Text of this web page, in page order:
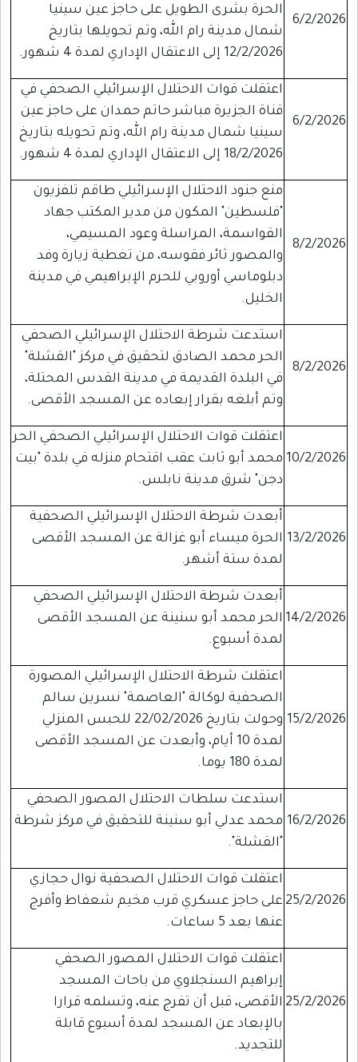
6/2/2026
الحرة بشرى الطويل على حاجز عين سينيا
شمال مدينة رام الله، وتم تحويلها بتاريخ
12/2/2026 إلى الاعتقال الإداري لمدة 4 شهور.
6/2/2026
اعتقلت قوات الاحتلال الإسرائيلي الصحفي في
قناة الجزيرة مباشر حاتم حمدان على حاجز عين
سينيا شمال مدينة رام الله، وتم تحويله بتاريخ
18/2/2026 إلى الاعتقال الإداري لمدة 4 شهور.
8/2/2026
منع جنود الاحتلال الإسرائيلي طاقم تلفزيون
"فلسطين" المكون من مدير المكتب جهاد
القواسمة، المراسلة وعود المسيمي،
والمصور ثائر فقوسه، من تغطية زيارة وفد
دبلوماسي أوروبي للحرم الإبراهيمي في مدينة
الخليل.
8/2/2026
استدعت شرطة الاحتلال الإسرائيلي الصحفي
الحر محمد الصادق لتحقيق في مركز "القشلة"
في البلدة القديمة في مدينة القدس المحتلة،
وتم أبلغه بقرار إبعاده عن المسجد الأقصى.
10/2/2026
اعتقلت قوات الاحتلال الإسرائيلي الصحفي الحر
محمد أبو ثابت عقب اقتحام منزله في بلدة "بيت
دجن" شرق مدينة نابلس.
13/2/2026
أبعدت شرطة الاحتلال الإسرائيلي الصحفية
الحرة ميساء أبو غزالة عن المسجد الأقصى
لمدة ستة أشهر.
14/2/2026
أبعدت شرطة الاحتلال الإسرائيلي الصحفي
الحر محمد أبو سنينة عن المسجد الأقصى
لمدة أسبوع.
15/2/2026
اعتقلت شرطة الاحتلال الإسرائيلي المصورة
الصحفية لوكالة "العاصمة" نسرين سالم
وحولت بتاريخ 22/02/2026 للحبس المنزلي
لمدة 10 أيام، وأبعدت عن المسجد الأقصى
لمدة 180 يوما.
16/2/2026
استدعت سلطات الاحتلال المصور الصحفي
محمد عدلي أبو سنينة للتحقيق في مركز شرطة
"القشلة".
25/2/2026
اعتقلت قوات الاحتلال الصحفية نوال حجازي
على حاجز عسكري قرب مخيم شعفاط وأفرج
عنها بعد 5 ساعات.
25/2/2026
اعتقلت قوات الاحتلال المصور الصحفي
إبراهيم السنجلاوي من باحات المسجد
الأقصى، قبل أن تفرج عنه، وتسلمه قرارا
بالإبعاد عن المسجد لمدة أسبوع قابلة
للتجديد.